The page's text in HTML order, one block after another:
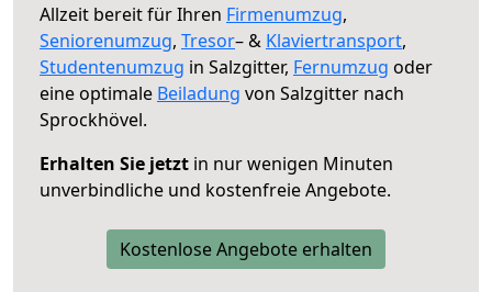
Allzeit bereit für Ihren Firmenumzug,
Seniorenumzug, Tresor– & Klaviertransport,
Studentenumzug in Salzgitter, Fernumzug oder
eine optimale Beiladung von Salzgitter nach
Sprockhövel.
Erhalten Sie jetzt in nur wenigen Minuten
unverbindliche und kostenfreie Angebote.
Kostenlose Angebote erhalten